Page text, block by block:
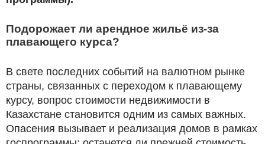
Подорожает ли арендное жильё из-за
плавающего курса?
В свете последних событий на валютном рынке
страны, связанных с переходом к плавающему
курсу, вопрос стоимости недвижимости в
Казахстане становится одним из самых важных.
Опасения вызывает и реализация домов в рамках